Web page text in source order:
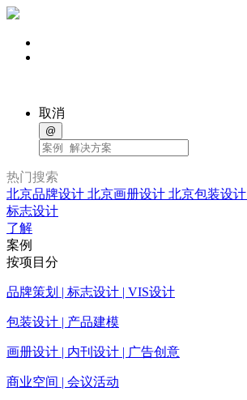
取消
@
热门搜索
北京品牌设计 北京画册设计 北京包装设计
标志设计
了解
案例
按项目分
品牌策划 | 标志设计 | VIS设计
包装设计 | 产品建模
画册设计 | 内刊设计 | 广告创意
商业空间 | 会议活动